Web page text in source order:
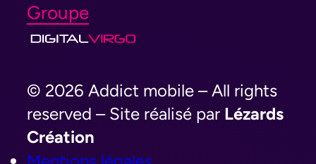
Groupe
© 2026 Addict mobile – All rights
reserved – Site réalisé par Lézards
Création